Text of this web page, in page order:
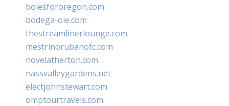
bolesfororegon.com
bodega-ole.com
thestreamlinerlounge.com
mestrinorubanofc.com
novelatherton.com
nassvalleygardens.net
electjohnstewart.com
omptourtravels.com